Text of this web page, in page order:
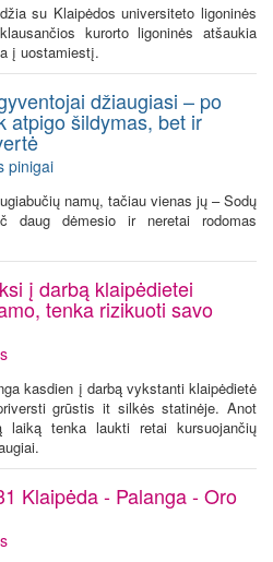
su Klaipėdos universiteto ligoninės
kurorto ligoninės atšaukia
į uostamiestį.
džiaugiasi – po
atpigo šildymas, bet ir
pinigai
namų, tačiau vienas jų – Sodų
daug dėmesio ir neretai rodomas
į darbą klaipėdietei
tenka rizikuoti savo
kasdien į darbą vykstanti klaipėdietė
grūstis it silkės statinėje. Anot
tenka laukti retai kursuojančių
Klaipėda - Palanga - Oro